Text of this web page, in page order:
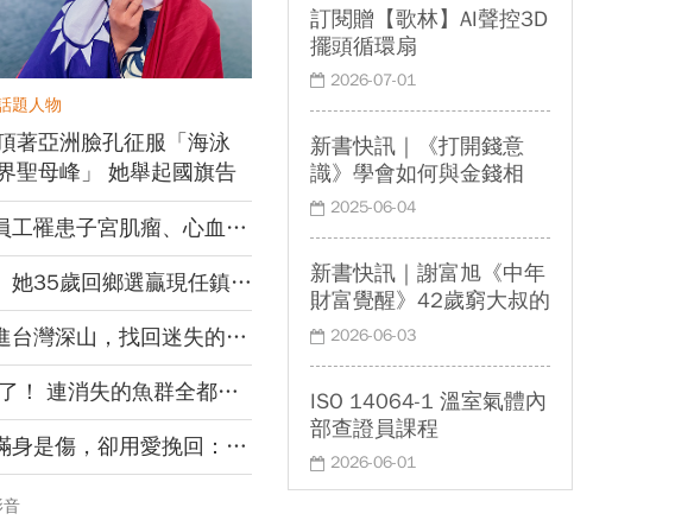
題人物
著亞洲臉孔征服「海泳
聖母峰」 她舉起國旗告
全世界：我來自台灣！
子宮肌瘤、心血管疾病！
鄉選贏現任鎮長 怎麼做到的？
找回迷失的自己｜柯式野生活｜
連消失的魚群全都回來
回：只要先生是快樂的，就夠了
音
訂閱贈【歌林】AI聲控3D
擺頭循環扇
2026-07-01
新書快訊｜《打開錢意
識》學會如何與金錢相
處，才能真正體現富足
2025-06-04
新書快訊｜謝富旭《中年
財富覺醒》42歲窮大叔的
翻身筆記
2026-06-03
ISO 14064-1 溫室氣體內
部查證員課程
2026-06-01